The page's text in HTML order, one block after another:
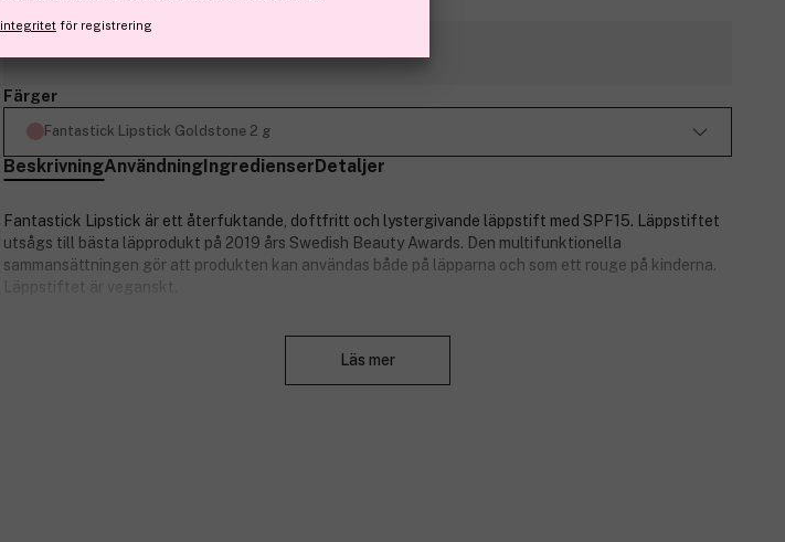
Färger
Fantastick Lipstick Goldstone 2 g
BeskrivningAnvändningIngredienserDetaljer
Fantastick Lipstick är ett återfuktande, doftfritt och lystergivande läppstift med SPF15. Läppstiftet
utsågs till bästa läpprodukt på 2019 års Swedish Beauty Awards. Den multifunktionella
sammansättningen gör att produkten kan användas både på läpparna och som ett rouge på kinderna.
Läppstiftet är veganskt.
Blanda flera olika färger för att skapa en skräddarsydd nyans.
Använd samma nyans på läppar och kinder för att skapa en fin harmoni i ansiktet.
Läs mer
integritet för registrering